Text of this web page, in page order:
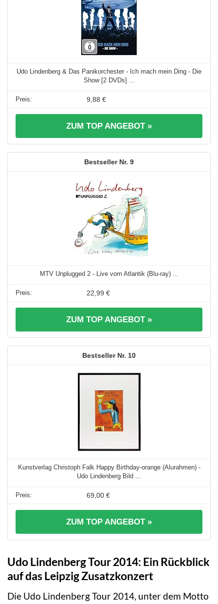
Udo Lindenberg & Das Panikorchester - Ich mach mein Ding - Die
Show [2 DVDs] ...
9,88 €
ZUM TOP ANGEBOT »
9
MTV Unplugged 2 - Live vom Atlantik (Blu-ray) ...
22,99 €
ZUM TOP ANGEBOT »
10
Kunstverlag Christoph Falk Happy Birthday-orange (Alurahmen) -
Udo Lindenberg Bild ...
69,00 €
ZUM TOP ANGEBOT »
Udo Lindenberg Tour 2014: Ein Rückblick
auf das Leipzig Zusatzkonzert
Die Udo Lindenberg Tour 2014, unter dem Motto